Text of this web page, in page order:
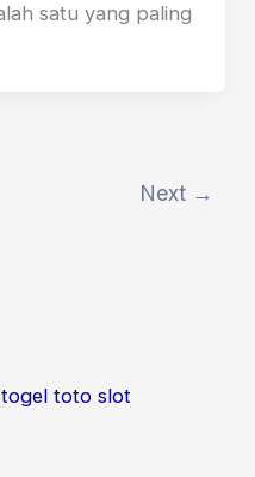
satu yang paling
Next →
toto slot